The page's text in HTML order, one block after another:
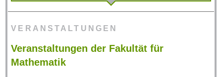
VERANSTALTUNGEN
Veranstaltungen der Fakultät für
Mathematik